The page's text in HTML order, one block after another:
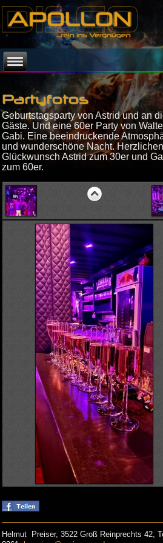
Partyfotos
Geburtstagsparty von Astrid und an
Gäste. Und eine 60er Party von
Gabi. Eine beeindruckende
und wunderschöne Nacht. Herzlichen
Glückwunsch Astrid zum 30er und
zum 60er.
Helmut Preiser, 3522 Groß Reinprechts 42,